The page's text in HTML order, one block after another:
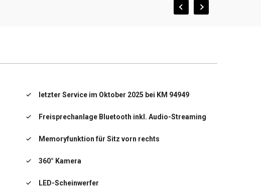
letzter Service im Oktober 2025 bei KM 94949
Freisprechanlage Bluetooth inkl. Audio-Streaming
Memoryfunktion für Sitz vorn rechts
360° Kamera
LED-Scheinwerfer